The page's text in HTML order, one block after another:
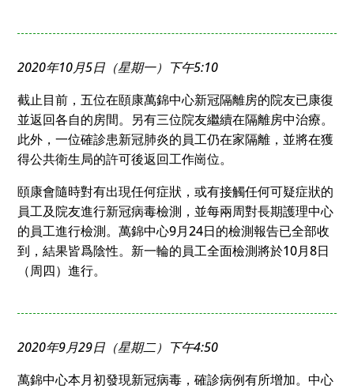
2020年10月5日（星期一）下午5:10
截止目前，五位在頤康萬錦中心新冠隔離房的院友已康復
並返回各自的房間。另有三位院友繼續在隔離房中治療。
此外，一位確診患新冠肺炎的員工仍在家隔離，並將在獲
得公共衛生局的許可後返回工作崗位。
頤康會隨時對有出現任何症狀，或有接觸任何可疑症狀的
員工及院友進行新冠病毒檢測，並每兩周對長期護理中心
的員工進行檢測。萬錦中心9月24日的檢測報告已全部收
到，結果皆爲陰性。新一輪的員工全面檢測將於10月8日
（周四）進行。
2020年9月29日（星期二）下午4:50
萬錦中心本月初發現新冠病毒，確診病例有所增加。中心